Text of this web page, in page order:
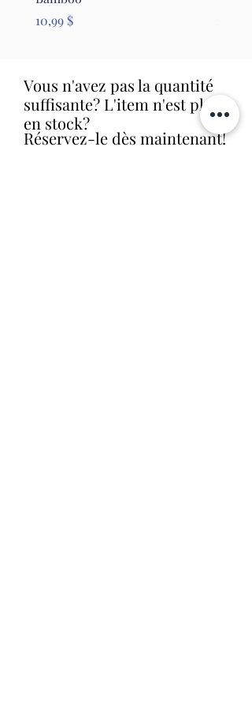
Prix
10,99 $
Vous n'avez pas la quantité
suffisante? L'item n'est plus
en stock?
Réservez-le dès maintenant!